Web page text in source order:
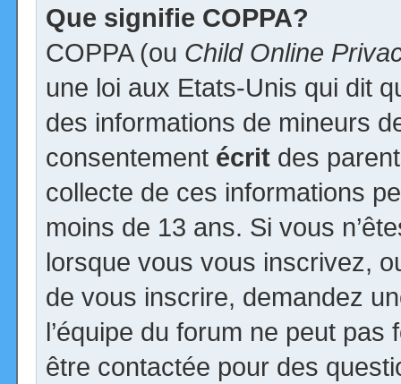
Que signifie COPPA?
COPPA (ou Child Online
une loi aux Etats-Unis qui dit
des informations de mineurs
consentement écrit des
collecte de ces informations
moins de 13 ans. Si vous
lorsque vous vous inscrivez,
de vous inscrire, demandez
l’équipe du forum ne peut
être contactée pour des